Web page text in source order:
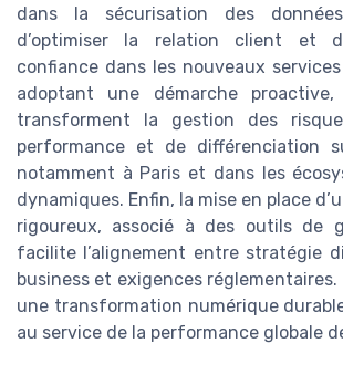
dans la sécurisation des
d’optimiser la relation client et
confiance dans les nouveaux
adoptant une démarche
transforment la gestion des
performance et de différenciation
notamment à Paris et dans les
dynamiques. Enfin, la mise en place
rigoureux, associé à des outils de
facilite l’alignement entre stratégie
business et exigences
une transformation numérique
au service de la performance globale